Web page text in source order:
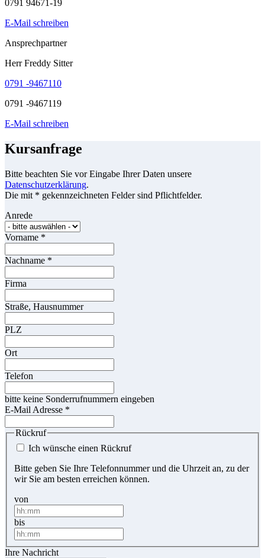
0791 94671-19
E-Mail schreiben
Ansprechpartner
Herr Freddy Sitter
0791 -9467110
0791 -9467119
E-Mail schreiben
Kursanfrage
Bitte beachten Sie vor Eingabe Ihrer Daten unsere
Datenschutzerklärung.
Die mit * gekennzeichneten Felder sind Pflichtfelder.
Anrede
Vorname *
Nachname *
Firma
Straße, Hausnummer
PLZ
Ort
Telefon
bitte keine Sonderrufnummern eingeben
E-Mail Adresse *
Rückruf
Ich wünsche einen Rückruf
Bitte geben Sie Ihre Telefonnummer und die Uhrzeit an, zu der
wir Sie am besten erreichen können.
von
bis
Ihre Nachricht